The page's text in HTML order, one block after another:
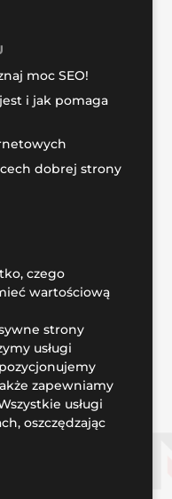
moc SEO!
i jak pomaga
dobrej strony
czego
wartościową
strony
usługi
zapewniamy
usługi
oszczędzając